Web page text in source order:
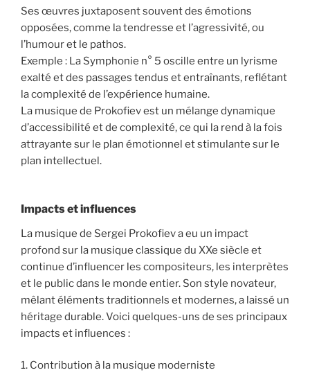
Ses œuvres juxtaposent souvent des émotions
opposées, comme la tendresse et l’agressivité, ou
l’humour et le pathos.
Exemple : La Symphonie n° 5 oscille entre un lyrisme
exalté et des passages tendus et entraînants, reflétant
la complexité de l’expérience humaine.
La musique de Prokofiev est un mélange dynamique
d’accessibilité et de complexité, ce qui la rend à la fois
attrayante sur le plan émotionnel et stimulante sur le
plan intellectuel.
Impacts et influences
La musique de Sergei Prokofiev a eu un impact
profond sur la musique classique du XXe siècle et
continue d’influencer les compositeurs, les interprètes
et le public dans le monde entier. Son style novateur,
mêlant éléments traditionnels et modernes, a laissé un
héritage durable. Voici quelques-uns de ses principaux
impacts et influences :
1. Contribution à la musique moderniste